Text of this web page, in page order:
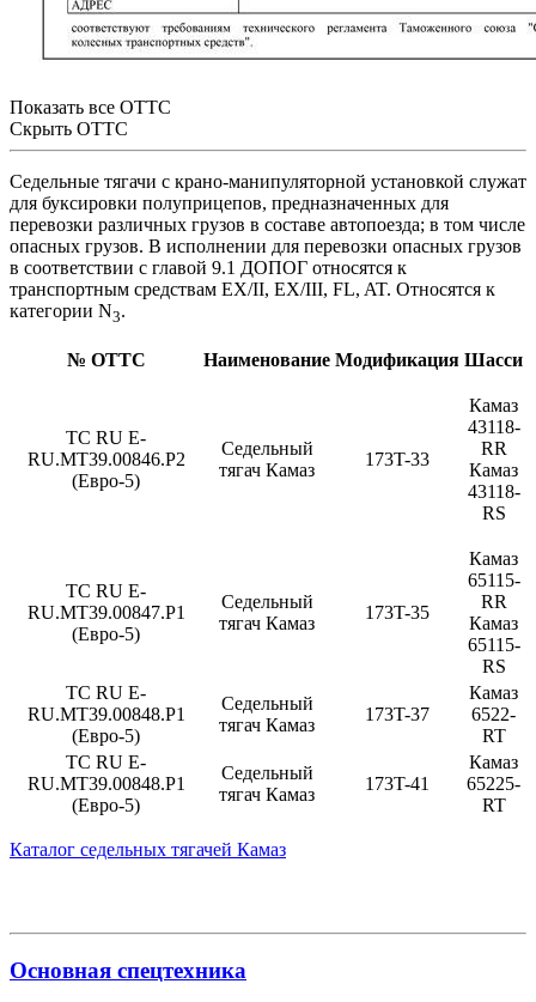
Показать все ОТТС
Скрыть ОТТС
Седельные тягачи с крано-манипуляторной установкой служат
для буксировки полуприцепов, предназначенных для
перевозки различных грузов в составе автопоезда; в том числе
опасных грузов. В исполнении для перевозки опасных грузов
в соответствии с главой 9.1 ДОПОГ относятся к
транспортным средствам EX/II, EX/III, FL, AT. Относятся к
категории N3.
№ ОТТС Наименование Модификация Шасси
ТС RU Е-
RU.МТ39.00846.Р2
(Евро-5)
Седельный
тягач Камаз
173T-33
Камаз
43118-
RR
Камаз
43118-
RS
TC RU E-
RU.MT39.00847.Р1
(Евро-5)
Седельный
тягач Камаз
173T-35
Камаз
65115-
RR
Камаз
65115-
RS
TC RU E-
RU.MT39.00848.Р1
(Евро-5)
Седельный
тягач Камаз
173T-37
Камаз
6522-
RT
TC RU E-
RU.MT39.00848.Р1
(Евро-5)
Седельный
тягач Камаз
173T-41
Камаз
65225-
RT
Каталог седельных тягачей Камаз
Основная спецтехника